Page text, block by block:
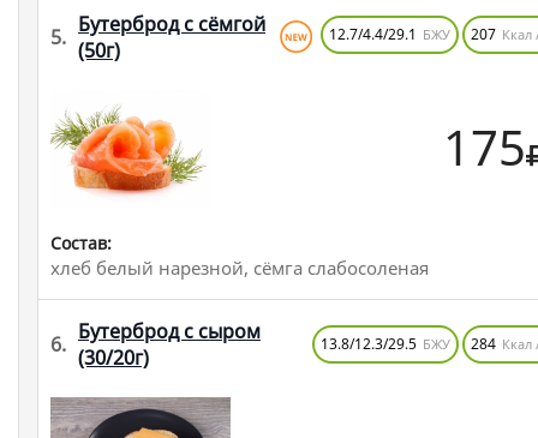
5. Бутерброд с сёмгой
(50г)
12.7/4.4/29.1 БЖУ 207 Ккал
175
Состав:
хлеб белый нарезной, сёмга слабосоленая
6. Бутерброд с сыром
(30/20г)
13.8/12.3/29.5 БЖУ 284 Ккал